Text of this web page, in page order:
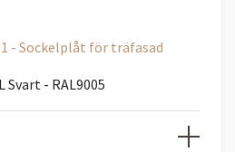
- Sockelplåt för träfasad
- RAL9005